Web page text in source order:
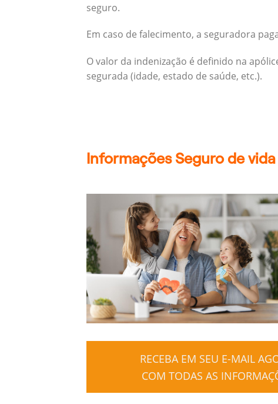
seguro.
Em caso de falecimento, a seguradora
O valor da indenização é definido na
segurada (idade, estado de saúde, etc.).
Informações Seguro de
RECEBA EM SEU E-MAIL
COM TODAS AS